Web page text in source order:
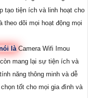
tạo tiện ích và linh hoạt cho
dõi mọi hoạt động mọi
là Camera Wifi Imou
mang lại sự tiện ích và
năng thông minh và dễ
tốt cho mọi gia đình và